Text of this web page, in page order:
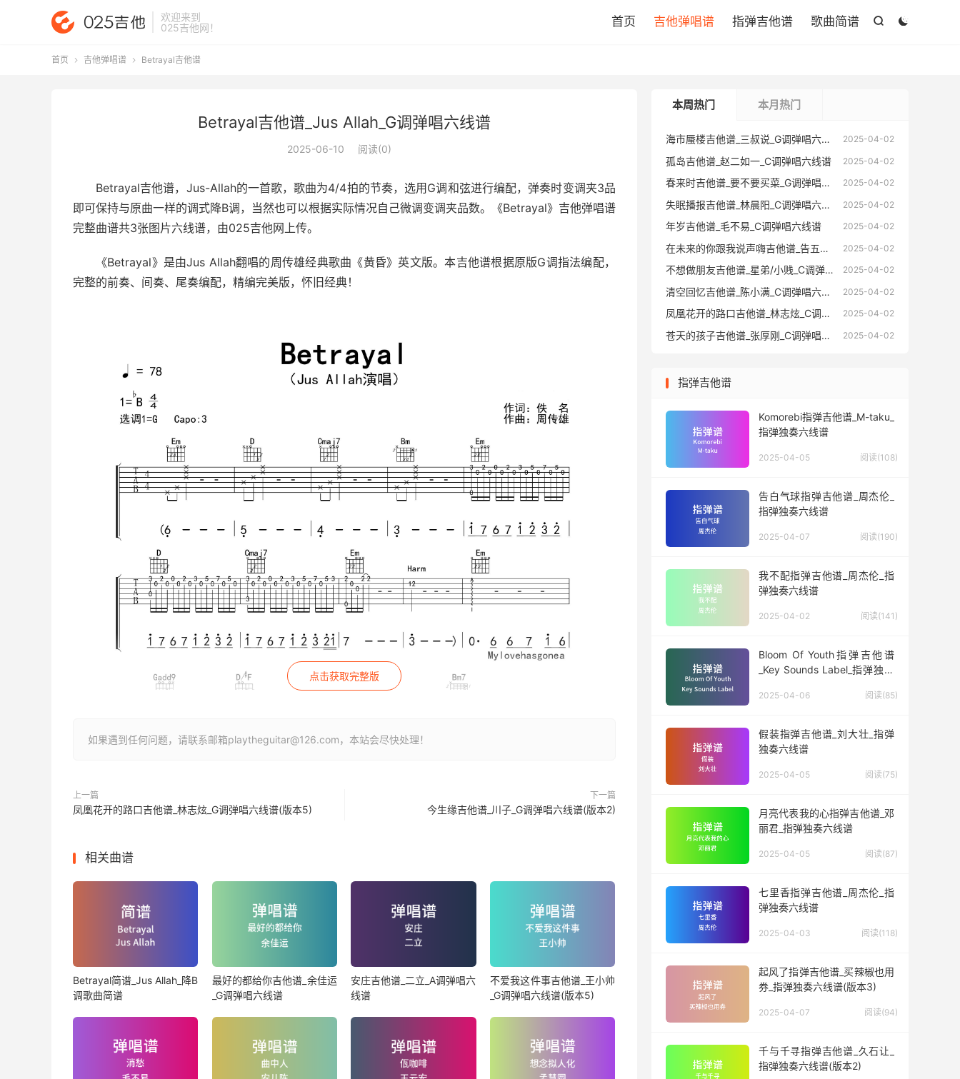
欢迎来到
025吉他网 ！ 

首页 吉他弹唱谱 指弹吉他谱 歌曲简谱
首页  吉他弹唱谱  Betrayal吉他谱
Betrayal吉他谱_Jus Allah_G调弹唱六线谱
2025-06-10 阅读(0)
Betrayal吉他谱，Jus-Allah的一首歌，歌曲为4/4拍的节奏，选用G调和弦进行编配，弹奏时变调夹3品
即可保持与原曲一样的调式降B调，当然也可以根据实际情况自己微调变调夹品数。《Betrayal》吉他弹唱谱
完整曲谱共3张图片六线谱，由025吉他网上传。
《Betrayal》是由Jus Allah翻唱的周传雄经典歌曲《黄昏》英文版。本吉他谱根据原版G调指法编配，
完整的前奏、间奏、尾奏编配，精编完美版，怀旧经典！
点击获取完整版
如果遇到任何问题，请联系邮箱playtheguitar@126.com，本站会尽快处理！
上一篇
凤凰花开的路口吉他谱_林志炫_G调弹唱六线谱(版本5)
下一篇
今生缘吉他谱_川子_G调弹唱六线谱(版本2)
相关曲谱
Betrayal简谱_Jus Allah_降B
调歌曲简谱
最好的都给你吉他谱_余佳运
_G调弹唱六线谱
安庄吉他谱_二立_A调弹唱六
线谱
不爱我这件事吉他谱_王小帅
_G调弹唱六线谱(版本5)
本周热门 本月热门
2025-04-02
海市蜃楼吉他谱_三叔说_G调弹唱六线谱
2025-04-02
孤岛吉他谱_赵二如一_C调弹唱六线谱
2025-04-02
春来时吉他谱_要不要买菜_G调弹唱六线谱
2025-04-02
失眠播报吉他谱_林晨阳_C调弹唱六线谱
2025-04-02
年岁吉他谱_毛不易_C调弹唱六线谱
2025-04-02
在未来的你跟我说声嗨吉他谱_告五人_C调弹唱六线谱
2025-04-02
不想做朋友吉他谱_星弟/小贱_C调弹唱六线谱
2025-04-02
清空回忆吉他谱_陈小满_C调弹唱六线谱
2025-04-02
凤凰花开的路口吉他谱_林志炫_C调弹唱六线谱
2025-04-02
苍天的孩子吉他谱_张厚刚_C调弹唱六线谱
指弹吉他谱
Komorebi指弹吉他谱_M-taku_
指弹独奏六线谱
2025-04-05 阅读(108)
告白气球指弹吉他谱_周杰伦_
指弹独奏六线谱
2025-04-07 阅读(190)
我不配指弹吉他谱_周杰伦_指
弹独奏六线谱
2025-04-02 阅读(141)
Bloom Of Youth指弹吉他谱
_Key Sounds Label_指弹独奏
2025-04-06 阅读(85)
假装指弹吉他谱_刘大壮_指弹
独奏六线谱
2025-04-05 阅读(75)
月亮代表我的心指弹吉他谱_邓
丽君_指弹独奏六线谱
2025-04-05 阅读(87)
七里香指弹吉他谱_周杰伦_指
弹独奏六线谱
2025-04-03 阅读(118)
起风了指弹吉他谱_买辣椒也用
券_指弹独奏六线谱(版本3)
2025-04-07 阅读(94)
千与千寻指弹吉他谱_久石让_
指弹独奏六线谱(版本2)